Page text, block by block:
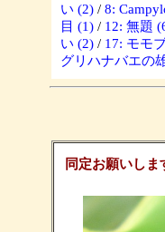
い (2) / 8:
目 (1) / 12: 無題
い (2) / 17: モモ
グリハナバエの
同定お願いしま